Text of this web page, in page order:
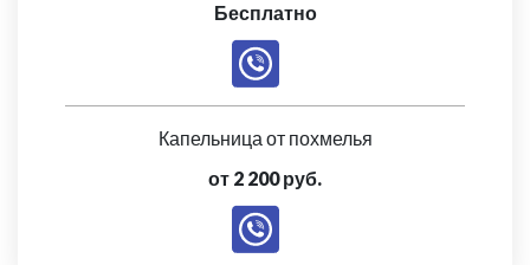
Бесплатно
Капельница от похмелья
от 2 200 руб.